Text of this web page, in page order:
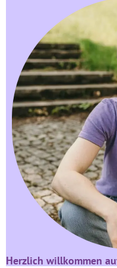
Herzlich willkommen